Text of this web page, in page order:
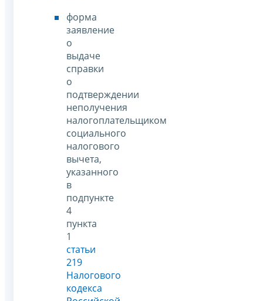
форма
заявление
о
выдаче
справки
о
подтверждении
неполучения
налогоплательщиком
социального
налогового
вычета,
указанного
в
подпункте
4
пункта
1
статьи
219
Налогового
кодекса